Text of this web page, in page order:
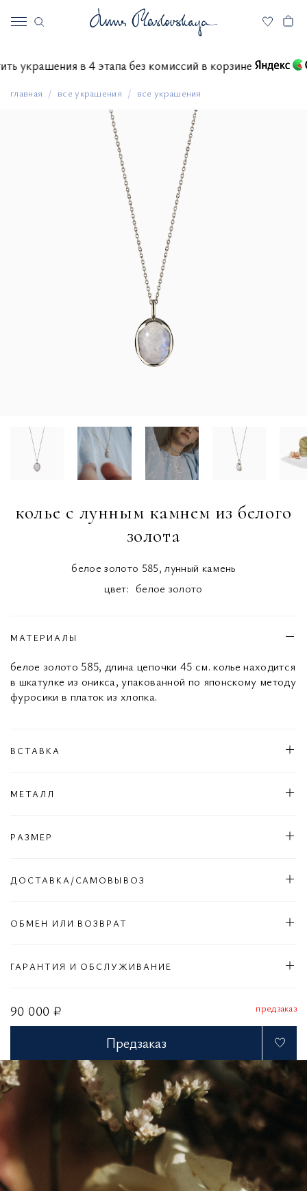
украшения в 4 этапа без комиссий в корзине
главная все украшения все украшения
колье с лунным камнем из белого
золота
белое золото 585, лунный камень
цвет: белое золото
90 000 ₽ предзаказ
Предзаказ
МАТЕРИАЛЫ
белое золото 585, длина цепочки 45 см. колье находится
в шкатулке из оникса, упакованной по японскому методу
фуросики в платок из хлопка.
ВСТАВКА
МЕТАЛЛ
РАЗМЕР
ДОСТАВКА/САМОВЫВОЗ
ОБМЕН ИЛИ ВОЗВРАТ
ГАРАНТИЯ И ОБСЛУЖИВАНИЕ